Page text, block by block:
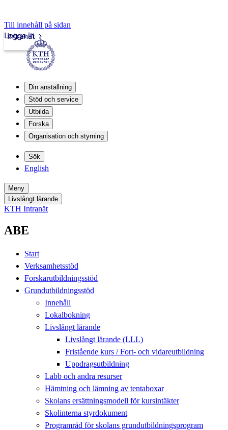
Till innehåll på sidan
Intranät
Logga in
Din anställning
Stöd och service
Utbilda
Forska
Organisation och styrning
Sök
English
Meny
Livslångt lärande
KTH Intranät
ABE
Start
Verksamhetsstöd
Forskarutbildningsstöd
Grundutbildningsstöd
Innehåll
Lokalbokning
Livslångt lärande
Livslångt lärande (LLL)
Fristående kurs / Fort- och vidareutbildning
Uppdragsutbildning
Labb och andra resurser
Hämtning och lämning av tentaboxar
Skolans ersättningsmodell för kursintäkter
Skolinterna styrdokument
Programråd för skolans grundutbildningsprogram